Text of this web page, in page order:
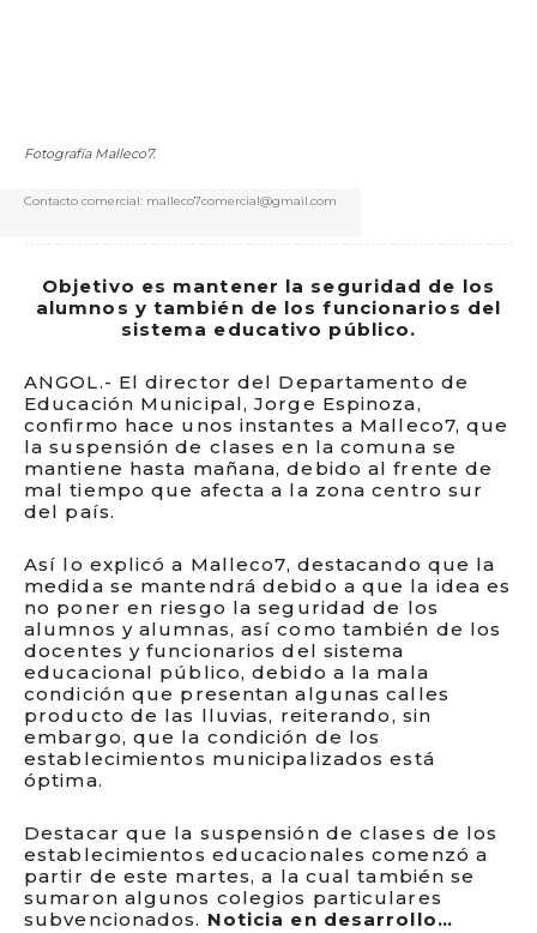
Fotografía Malleco7.
Contacto comercial: malleco7comercial@gmail.com
Objetivo es mantener la seguridad de los
alumnos y también de los funcionarios del
sistema educativo público.
ANGOL.- El director del Departamento de
Educación Municipal, Jorge Espinoza,
confirmo hace unos instantes a Malleco7, que
la suspensión de clases en la comuna se
mantiene hasta mañana, debido al frente de
mal tiempo que afecta a la zona centro sur
del país.
Así lo explicó a Malleco7, destacando que la
medida se mantendrá debido a que la idea es
no poner en riesgo la seguridad de los
alumnos y alumnas, así como también de los
docentes y funcionarios del sistema
educacional público, debido a la mala
condición que presentan algunas calles
producto de las lluvias, reiterando, sin
embargo, que la condición de los
establecimientos municipalizados está
óptima.
Destacar que la suspensión de clases de los
establecimientos educacionales comenzó a
partir de este martes, a la cual también se
sumaron algunos colegios particulares
subvencionados. Noticia en desarrollo…